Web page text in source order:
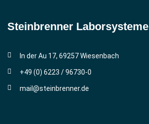
Steinbrenner ­Laborsysteme
In der Au 17, 69257 Wiesenbach
+49 (0) 6223 / 96730-0
mail@steinbrenner.de